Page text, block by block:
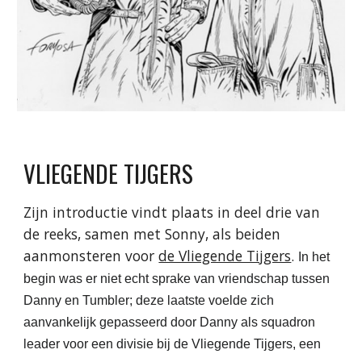
VLIEGENDE TIJGERS
Zijn introductie vindt plaats in deel drie van
de reeks, samen met Sonny, als beiden
aanmonsteren voorde Vliegende Tijgers.
In het
begin was er niet echt sprake van vriendschap tussen
Danny en Tumbler; deze laatste voelde zich
aanvankelijk gepasseerd door Danny als squadron
leader voor een divisie bij de Vliegende Tijgers, een